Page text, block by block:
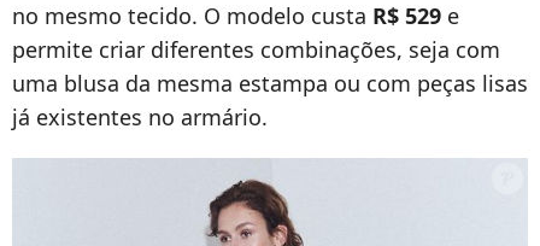
no mesmo tecido. O modelo custa R$ 529 e
permite criar diferentes combinações, seja com
uma blusa da mesma estampa ou com peças lisas
já existentes no armário.